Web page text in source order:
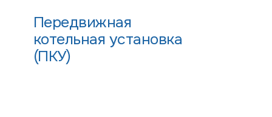
Передвижная
котельная установка
(ПКУ)